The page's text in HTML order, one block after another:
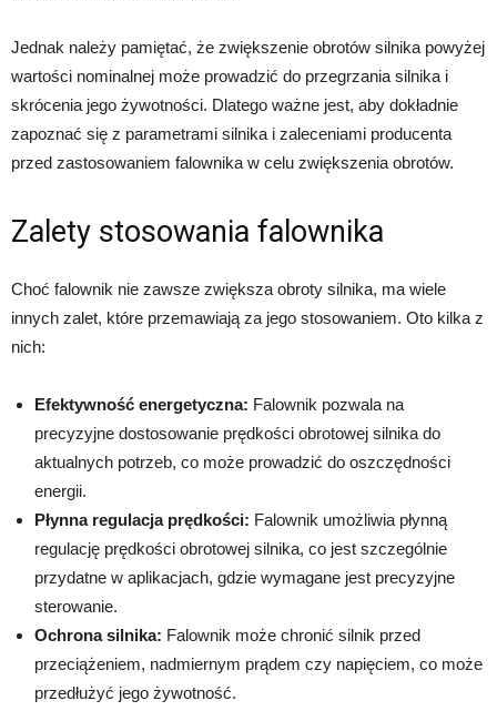
Jednak należy pamiętać, że zwiększenie obrotów silnika powyżej
wartości nominalnej może prowadzić do przegrzania silnika i
skrócenia jego żywotności. Dlatego ważne jest, aby dokładnie
zapoznać się z parametrami silnika i zaleceniami producenta
przed zastosowaniem falownika w celu zwiększenia obrotów.
Zalety stosowania falownika
Choć falownik nie zawsze zwiększa obroty silnika, ma wiele
innych zalet, które przemawiają za jego stosowaniem. Oto kilka z
nich:
Efektywność energetyczna: Falownik pozwala na
precyzyjne dostosowanie prędkości obrotowej silnika do
aktualnych potrzeb, co może prowadzić do oszczędności
energii.
Płynna regulacja prędkości: Falownik umożliwia płynną
regulację prędkości obrotowej silnika, co jest szczególnie
przydatne w aplikacjach, gdzie wymagane jest precyzyjne
sterowanie.
Ochrona silnika: Falownik może chronić silnik przed
przeciążeniem, nadmiernym prądem czy napięciem, co może
przedłużyć jego żywotność.